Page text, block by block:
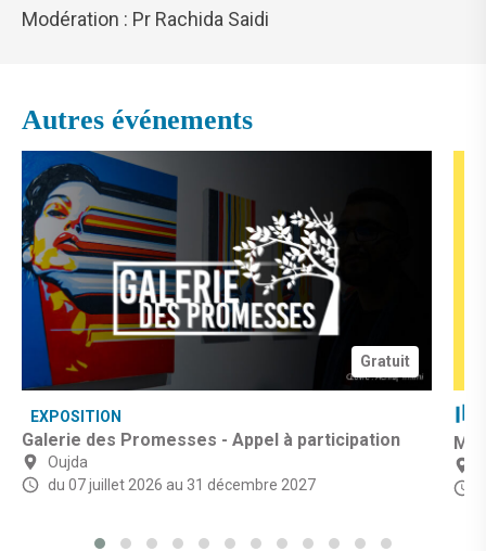
Modération : Pr Rachida Saidi
Autres événements
Gratuit
EXPOSITION
Galerie des Promesses - Appel à participation
Oujda
du 07 juillet 2026 au 31 décembre 2027